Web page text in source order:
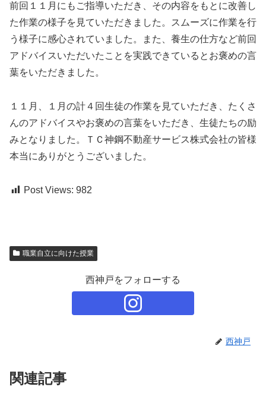
前回１１月にもご指導いただき、その内容をもとに改善し
た作業の様子を見ていただきました。スムーズに作業を行
う様子に感心されていました。また、養生の仕方など前回
アドバイスいただいたことを実践できているとお褒めの言
葉をいただきました。
１１月、１月の計４回生徒の作業を見ていただき、たくさ
んのアドバイスやお褒めの言葉をいただき、生徒たちの励
みとなりました。ＴＣ神鋼不動産サービス株式会社の皆様
本当にありがとうございました。
Post Views: 982
職業自立に向けた授業
西神戸をフォローする
西神戸
関連記事